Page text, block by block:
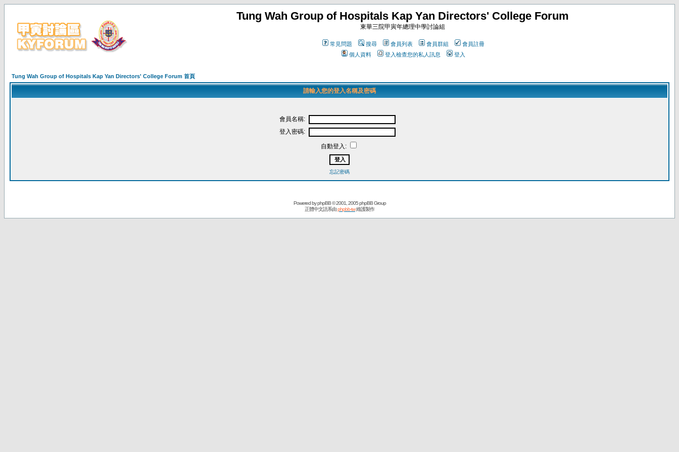
Tung Wah Group of Hospitals Kap Yan Directors' College Forum
東華三院甲寅年總理中學討論組
常見問題 搜尋 會員列表 會員群組
會員註冊
個人資料
登入檢查您的私人訊息 登入
Tung Wah Group of Hospitals Kap Yan Directors' College Forum 首頁
請輸入您的登入名稱及密碼
會員名稱:
登入密碼:
自動登入:
忘記密碼
Powered byphpBB© 2001, 2005 phpBB Group
正體中文語系由phpbb-tw維護製作